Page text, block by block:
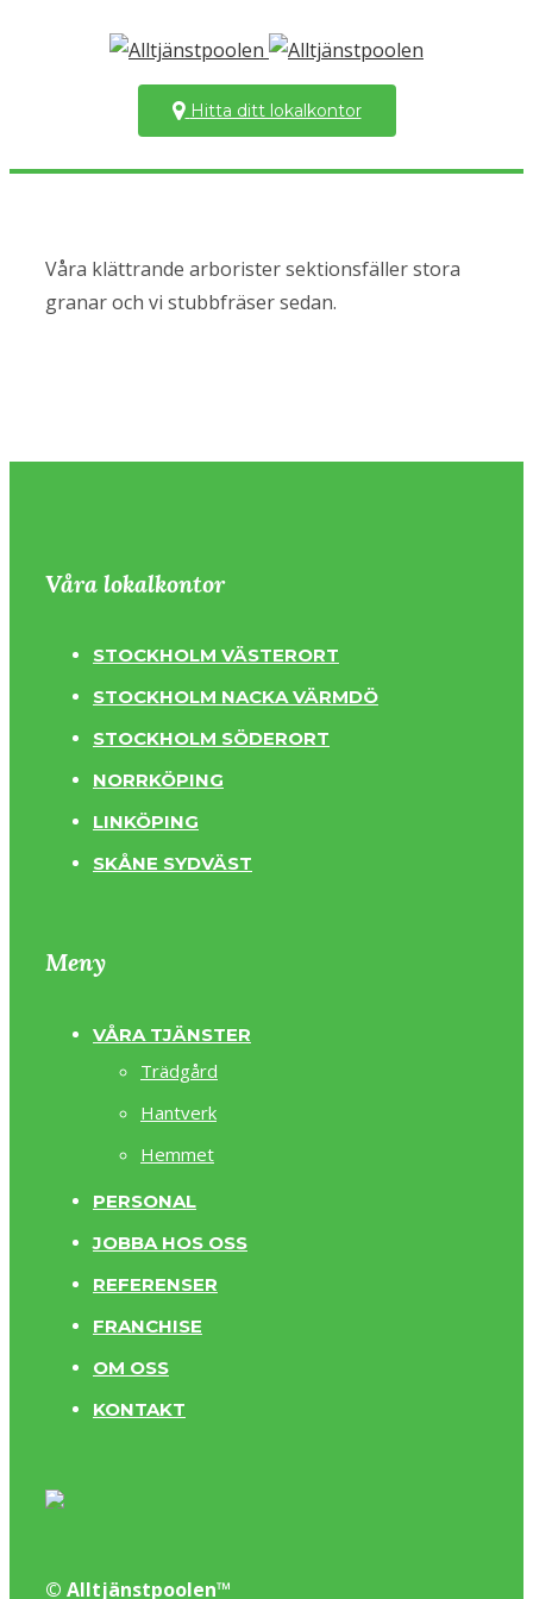
Hitta ditt lokalkontor
Våra klättrande arborister sektionsfäller stora
granar och vi stubbfräser sedan.
Våra lokalkontor
STOCKHOLM VÄSTERORT
STOCKHOLM NACKA VÄRMDÖ
STOCKHOLM SÖDERORT
NORRKÖPING
LINKÖPING
SKÅNE SYDVÄST
Meny
VÅRA TJÄNSTER
Trädgård
Hantverk
Hemmet
PERSONAL
JOBBA HOS OSS
REFERENSER
FRANCHISE
OM OSS
KONTAKT
© Alltjänstpoolen™